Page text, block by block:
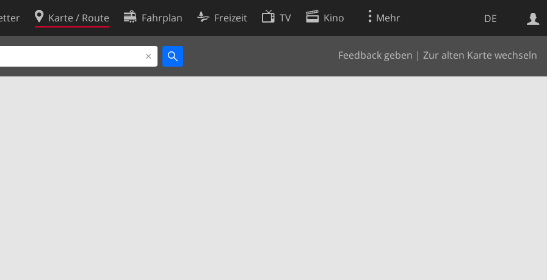
DE
Karte / Route Fahrplan Freizeit TV Kino Mehr
Feedback geben | Zur alten Karte wechseln
Websuche
Cookie-Richtlinie
Cookie-Einstellungen